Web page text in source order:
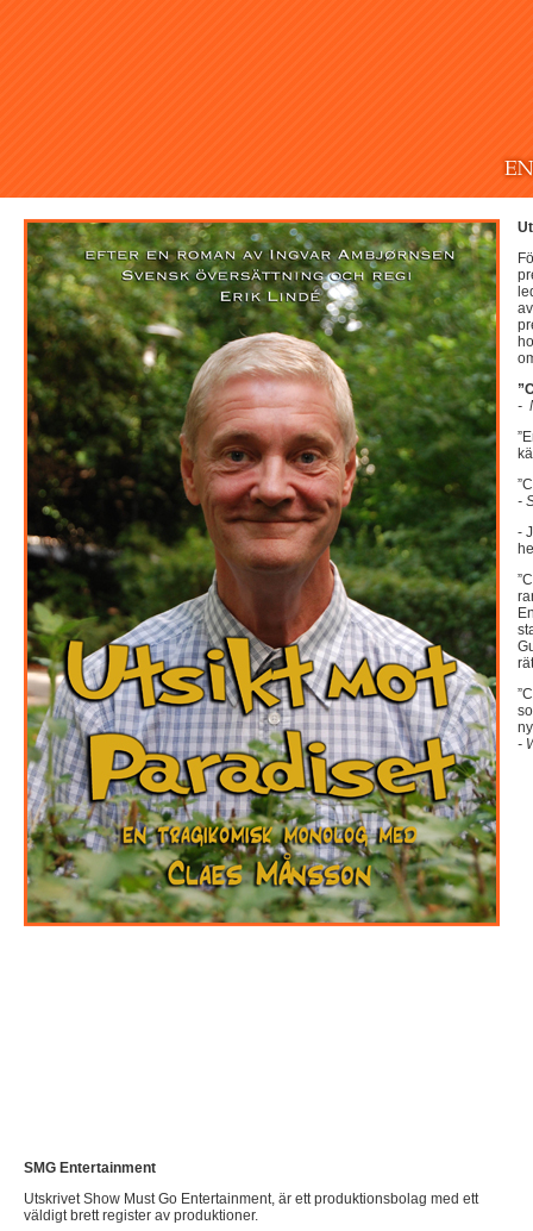
-
-
-
-
SMG Entertainment
Utskrivet Show Must Go Entertainment, är ett produktionsbolag med ett
väldigt brett register av produktioner.